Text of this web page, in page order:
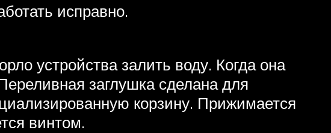
исправно.
устройства залить воду. Когда она
заглушка сделана для
корзину. Прижимается
винтом.